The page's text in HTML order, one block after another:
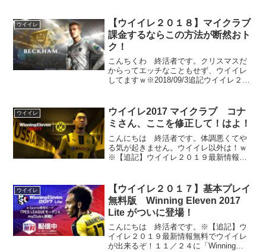
トということで、ほぼウイイレ2020と...
ウイイレ
【ウイイレ２０１８】マイクラブ
課金するならこの方法が断然おト
ク！
こんちくわ 終活者です。クリスマスだ
からってエッチなこともせず、ウイイレ
してますｗ※2018/09/3追記ウイイレ２０
マイクラブでも色々なイベントがぶっこ
まれてきていま...
ウイイレ
ウイイレ2017 マイクラブ コナ
ミさん、ここを修正して！はよ！
こんにちは 終活者です。体調悪くてや
る気が起きません。ウイイレ以外は！ｗ
※【追記】ウイイレ２０１９最新情報５
くらいマイクラブのVSＣＯＭを消化。い
や～ぁ、楽しすぎる！...
ウイイレ
【ウイイレ２０１７】基本プレイ
無料版 Winning Eleven 2017
Lite がついに登場！
こんにちは 終活者です。※【追記】ウ
イイレ２０１９最新情報無料でウイイレ
が出来るぞ！１１／２４に「Winning